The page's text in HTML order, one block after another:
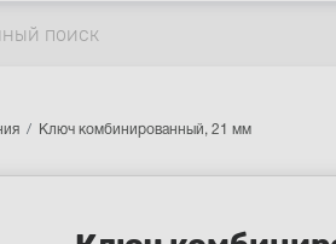
Ключ комбинированный, 21 мм